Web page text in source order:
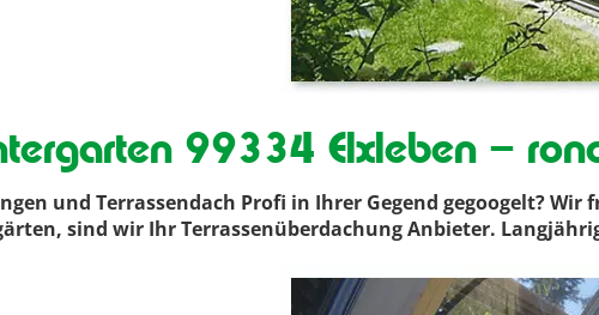
99334 Elxleben –
und Terrassendach Profi in Ihrer Gegend gegoogelt? Wir
sind wir Ihr Terrassenüberdachung Anbieter.